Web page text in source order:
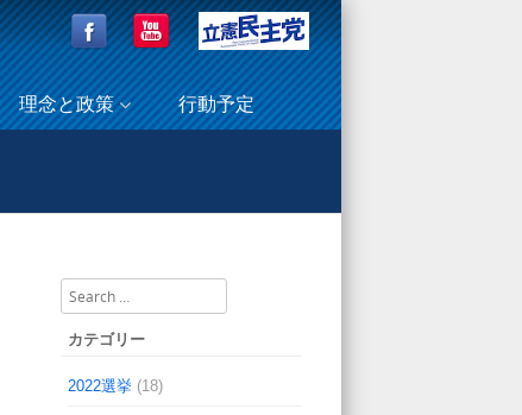
理念と政策 行動予定
Search
カテゴリー
2022選挙 (18)